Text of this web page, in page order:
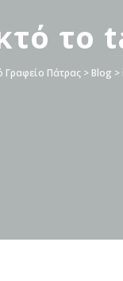
το
Γραφείο Πάτρας > Blog >